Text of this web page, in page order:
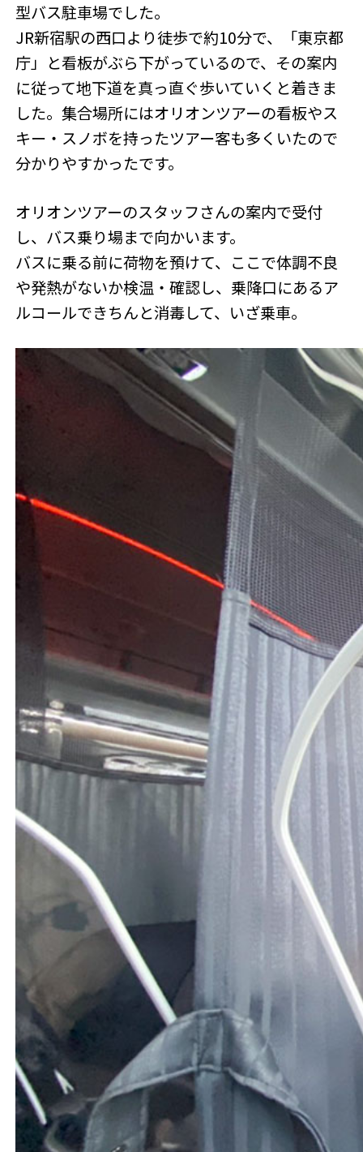
型バス駐車場でした。
JR新宿駅の西口より徒歩で約10分で、「東京都
庁」と看板がぶら下がっているので、その案内
に従って地下道を真っ直ぐ歩いていくと着きま
した。集合場所にはオリオンツアーの看板やス
キー・スノボを持ったツアー客も多くいたので
分かりやすかったです。
オリオンツアーのスタッフさんの案内で受付
し、バス乗り場まで向かいます。
バスに乗る前に荷物を預けて、ここで体調不良
や発熱がないか検温・確認し、乗降口にあるア
ルコールできちんと消毒して、いざ乗車。